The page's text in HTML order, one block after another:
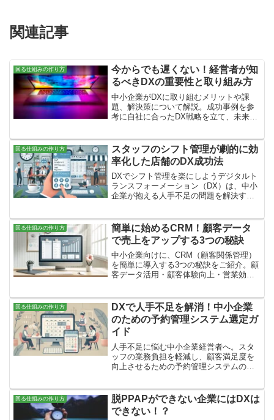
関連記事
回る仕組みの作り方
今からでも遅くない！経営者が知
るべきDXの重要性と取り組み方
中小企業がDXに取り組むメリットや課
題、解決策について解説。成功事例を参
考に自社に合ったDX戦略を立て、未来に
レポート」やIPAの「DX白書」を参考に
することをおすすめします。
回る仕組みの作り方
スタッフのシフト管理が劇的に効
率化した店舗のDX成功法
DXでシフト管理を楽にしようデジタルト
ランスフォーメーション（DX）は、中小
企業が抱える人手不足の問題を解決する
効率的に行うことは、限られた人員を最
大限に活用するために...
回る仕組みの作り方
簡単に始めるCRM！顧客データ
で売上をアップする3つの秘訣
中小企業向けに、CRM（顧客関係管理）
を簡単に導入する3つの秘訣をご紹介。顧
客データ活用・顧客体験向上・営業効率
す。
回る仕組みの作り方
DXで人手不足を解消！中小企業
のための予約管理システム選定ガ
イド
人手不足に悩む中小企業経営者へ。スタ
ッフの業務負担を軽減し、顧客満足度を
向上させるための予約管理システムの選
かりやすく解説します。
回る仕組みの作り方
脱PPAPができない企業にはDXは
できない！？